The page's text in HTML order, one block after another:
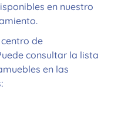
en nuestro
de
consultar la lista
en las